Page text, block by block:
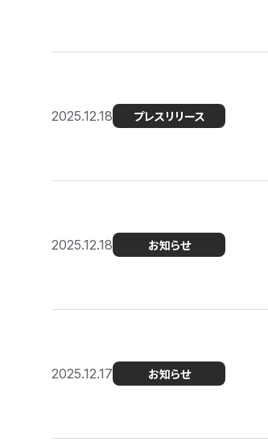
2025.12.18 プレスリリース
2025.12.18 お知らせ
2025.12.17 お知らせ